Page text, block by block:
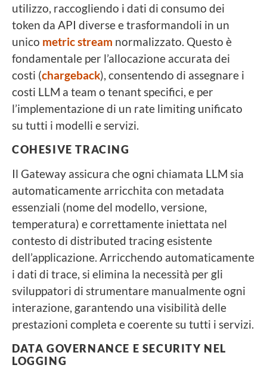
utilizzo, raccogliendo i dati di consumo dei
token da API diverse e trasformandoli in un
unico metric stream normalizzato. Questo è
fondamentale per l’allocazione accurata dei
costi (chargeback), consentendo di assegnare i
costi LLM a team o tenant specifici, e per
l’implementazione di un rate limiting unificato
su tutti i modelli e servizi.
COHESIVE TRACING
Il Gateway assicura che ogni chiamata LLM sia
automaticamente arricchita con metadata
essenziali (nome del modello, versione,
temperatura) e correttamente iniettata nel
contesto di distributed tracing esistente
dell’applicazione. Arricchendo automaticamente
i dati di trace, si elimina la necessità per gli
sviluppatori di strumentare manualmente ogni
interazione, garantendo una visibilità delle
prestazioni completa e coerente su tutti i servizi.
DATA GOVERNANCE E SECURITY NEL
LOGGING